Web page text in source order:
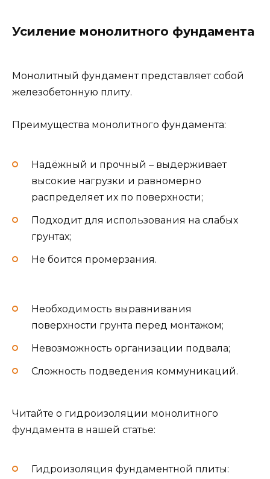
Усиление монолитного фундамента
Монолитный фундамент представляет собой
железобетонную плиту.
Преимущества монолитного фундамента:
Надёжный и прочный – выдерживает
высокие нагрузки и равномерно
распределяет их по поверхности;
Подходит для использования на слабых
грунтах;
Не боится промерзания.
Необходимость выравнивания
поверхности грунта перед монтажом;
Невозможность организации подвала;
Сложность подведения коммуникаций.
Читайте о гидроизоляции монолитного
фундамента в нашей статье:
Гидроизоляция фундаментной плиты: